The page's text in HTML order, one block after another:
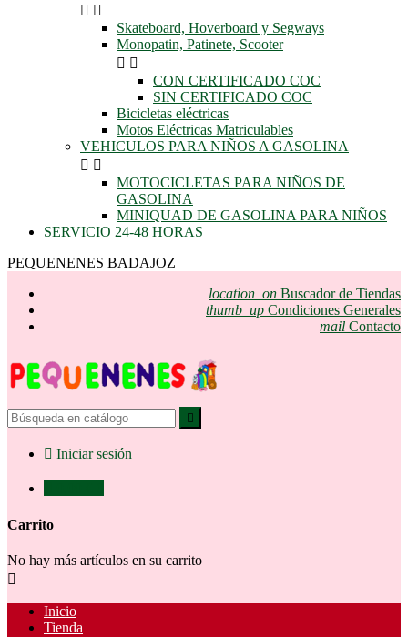
 
Skateboard, Hoverboard y Segways
Monopatin, Patinete, Scooter
 
CON CERTIFICADO COC
SIN CERTIFICADO COC
Bicicletas eléctricas
Motos Eléctricas Matriculables
VEHICULOS PARA NIÑOS A GASOLINA
 
MOTOCICLETAS PARA NIÑOS DE
GASOLINA
MINIQUAD DE GASOLINA PARA NIÑOS
SERVICIO 24-48 HORAS
PEQUENENES BADAJOZ
location_on Buscador de Tiendas
thumb_up Condiciones Generales
mail Contacto

 Iniciar sesión
Carrito
No hay más artículos en su carrito

Inicio
Tienda